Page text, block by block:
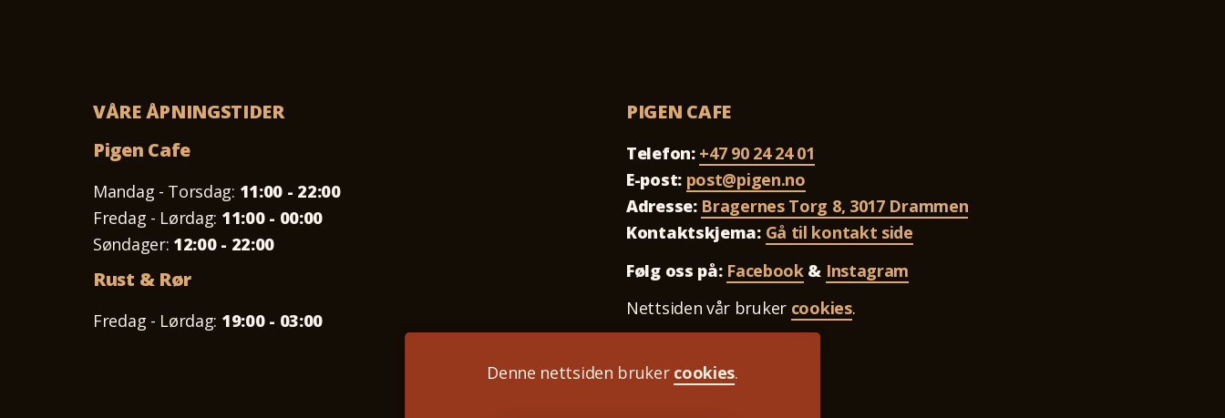
VÅRE ÅPNINGSTIDER
Pigen Cafe
Mandag - Torsdag: 11:00 - 22:00
Fredag - Lørdag: 11:00 - 00:00
Søndager: 12:00 - 22:00
Rust & Rør
Fredag - Lørdag: 19:00 - 03:00
PIGEN CAFE
Telefon: +47 90 24 24 01
E-post: post@pigen.no
Adresse: Bragernes Torg 8, 3017 Drammen
Kontaktskjema: Gå til kontakt side
Følg oss på: Facebook & Instagram
Nettsiden vår bruker cookies.
Denne nettsiden bruker cookies.